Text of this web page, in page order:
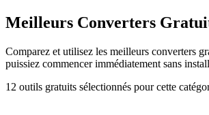
Meilleurs Converters
Comparez et utilisez les meilleurs converters
puissiez commencer immédiatement sans
12 outils gratuits sélectionnés pour cette